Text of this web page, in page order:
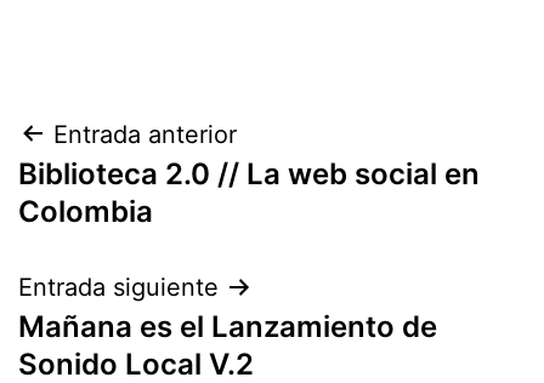
Navegación
de
Entrada anterior
Biblioteca 2.0 // La web social en
Colombia
Entrada siguiente
Mañana es el Lanzamiento de
Sonido Local V.2